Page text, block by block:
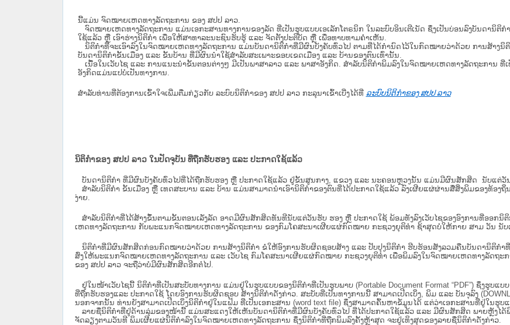
ນີ້ແມ່ນ ຈົດໝາຍເຫດທາງລັດຖະການ ຂອງ ສປປ ລາວ.
ຈົດໝາຍເຫດທາງລັດຖະການ ແມ່ນ​ເອ​ກະ​ສານ​ທາງ​ການ​ຂອງ​ລັດ ທີ່​ເປັນ​ຮູບ​ແບບ​ເອ​ເລັກ​ໂຕ​ຣ​ນິກ ໃນ​ລະ​ບົບ​ອິນ​ເຕີ​ເນັດ ຊຶ່ງ​ເປັນ​ບ່ອນ​ລົງ​ບັນ​ດາ​ນິ​ຕິ​ກ
ໃຊ້ແລ້ວ ຫຼື ເອົາຮ່າງນິຕິກໍາ ເພື່ອໃຫ້​ສາ​ທາ​ລະ​ນະ​ຊົນ​ຮັບ​ຮູ້ ແລະ ຈັດ​ຕັ້ງ​ປະ​ຕິ​ບັດ ຫຼື ເພື່ອທາບທາມຄໍາເຫັນ.
ນິ​ຕິ​ກຳ​ທີ່​ຈະ​ເອົາ​ລົງ​ໃນ​ຈົດ​ໝາຍ​ເຫດ​ທາງ​ລັດ​ຖະ​ການ ​ແມ່ນ​ບັນ​ດາ​ນິ​ຕິ​ກຳ​ທີ່​ມີ​ຜົນ​ບັງ​ຄັບ​ທົ່ວ​ໄປ ຕາມ​ທີ່​ໄດ້​ກຳ​ນົດ​ໄວ້​ໃນ​ກົດ​ໝາຍ​ວ່າ​ດ້ວຍ​ ການ​ສ້າງ​ນິ​
ບັນ​ດານິ​ຕິ​ກຳ​ຂັ້ນ​ເມືອງ ແລະ ຂັ້ນ​ບ້ານ ​ທີ່​ມີ​ຜົນ​ນຳ​ໃຊ້​ສຳ​ລັບ​ສະ​ເພາະ​ຂອບ​ເຂດ​ເມືອງ ແລະ ບ້ານ​ຂອງ​ຕົນ​ເທົ່າ​ນັ້ນ.
ເນື້ອໃນ​ເວັບ​ໄຊ​ ແລະ ການແນະນໍາຂັ້ນຕອນຕ່າງໆ ມີເປັນພາສາລາວ ແລະ ພາສາອັງກິດ. ສໍາລັບນິຕິກຳພິມລົງໃນຈົດໝາຍເຫດທາງລັດຖະການ ທີ່
ອັງກິດແມ່ນແປບໍ່ເປັນທາງການ.
ສໍາລັບທ່ານທີ່ຕ້ອງການເຂົ້າໃຈເພີ່ມຕື່ມກ່ຽວກັບ ລະບົບນິຕິກຳຂອງ ສປປ ລາວ ກະລຸນາເຂົ້າເບີ່ງໄດ້ທີ່ ລະບົບນິຕິກຳຂອງ ສປປ ລາວ
ນິຕິກຳຂອງ ສປປ ລາວ ໃນປັດຈຸບັນ ທີ່ຖືກ​ຮັບ​ຮອງ ແລະ ປະກາດໃຊ້ແລ້ວ
ບັນດານິຕິກໍາ ທີ່ມີຜົນບັງຄັບທົ່ວໄປທີ່ໄດ້ຖືກ​ຮັບ​ຮອງ ຫຼື ປະກາດໃຊ້ແລ້ວ ຢູ່ຂັ້ນ​ສູນ​ກາງ, ແຂວງ ແລະ ນະຄອນຫຼວງນັ້ນ ແມ່ນມີຜົນສັກສິດ ນັບ​ແຕ່​ວັ
ສຳລັບນິ​ຕິ​ກຳ ຂັ້ນເມືອງ ຫຼື ເທດ​ສະ​ບານ ແລະ ບ້ານ ແມ່ນສາມາດນຳເອົານິຕິກຳຂອງຕົນທີ່ໄດ້ປະກາດໃຊ້ແລ້ວ ລົງ​ເຜີຍແຜ່​ຜ່ານ​ສື່ສິ່ງພິມຂອງທ້ອງ
ງ່າຍ.
ສໍາລັບນິຕິກໍາທີ່ໄດ້ສ້າງຂຶ້ນຕາມຂັ້ນຕອນເລັ່ງລັດ ອາດມີຜົນສັກສິດທັນທີນັບແຕ່ວັນຮັບ ຮອງ ຫຼື ປະກາດໃຊ້ ພ້ອມທັງລົງເວັບໄຊຂອງອົງການທີ່ອອກ
ເຫດທາງລັດຖະການ ກັບ​ພະແນກຈົດ​ໝາຍ​ເຫດ​ທາງ​ລັດ​ຖະ​ການ​ ຂອງກົມໂຄສະນາເຜີຍແຜ່ກົດໝາຍ ກະຊວງຍຸຕິທໍາ ຊ້າສຸດບໍ່ໃຫ້ກາຍ ສາມ ວັນ ນັບ
ນິ​ຕິ​ກຳ​ທີ່​ມີ​ຜົນ​ສັກ​ສິດ​ກ່ອນ​ກົດ​ໝາຍ​ວ່າ​ດ້ວຍ​ ການ​ສ້າງ​ນິ​ຕິ​ກຳ ຂໍໃຫ້ອົງ​ການ​ຮັບ​ຜິດ​ຊອບ​ສ້າງ ແລະ ປັບ​ປຸງນິ​ຕິ​ກຳ ຮີບຮ້ອນສັງລວມຄືນບັນດານິຕິກໍາ
ສົ່ງໃຫ້​ພະແນກຈົດ​ໝາຍ​ເຫດ​ທາງ​ລັດ​ຖະ​ການ ແລະ ເວັບໄຊ​ ກົມໂຄສະນາເຜີຍແຜ່ກົດໝາຍ ກະຊວງຍຸຕິທໍາ ເພື່ອພິມລົງໃນຈົດໝາຍເຫດທາງລັດຖະ
ຂອງ ສປ​ປ ລາວ ​ຈະຖື​ວ່າບໍ່​ມີ​ຜົນ​ສັກ​ສິດ​ອີກ​ຕໍ່​ໄປ.
ຢູ່ໃນໜ້າ​ເວັບ​ໄຊ​ນີ້ ນິຕິກຳທີ່ເປັນສະບັບທາງການ ແມ່ນຢູ່ໃນຮູບແບບຂອງນິຕິກໍາທີ່ເປັນຮູບພາບ (Portable Document Format “PDF”) ຊຶ່ງຮູບແ
ທີ່ຖືກຮັບຮອງແລະ ປະກາດໃຊ້ ໂດຍອົງການຮັບຜິດຊອບ ສ້າງນິຕິກຳດັ່ງກ່າວ. ສະບັບທີ່ເປັນທາງການນີ້ ສາມາດເປີດເບິ່ງ, ພິມ ແລະ ບັນຈຸລົງ
ນອກຈາກນັ້ນ ທ່ານຍັງສາມາດເປີດເບິ່ງນິຕິກຳຢູ່ໃນແຟ້ມ ທີ່ເປັນເອກະສານ (word text file) ຊຶ່ງສາມາດຄົ້ນຫາຂໍ້ມູນໄດ້ ແຕ່ວ່າເອກະສານທີ່ຢູ່ໃນຮູບ
ລາຍຊື່ນິຕິກຳທີ່ຢູ່ດ້ານລຸ່ມຂອງໜ້ານີ້ ແມ່ນສະແດງໃຫ້ເຫັນບັນດານິຕິກຳທີ່ມີຜົນບັງຄັບທົ່ວໄປ ທີ່ໄດ້ປະກາດໃຊ້ແລ້ວ ແລະ ມີຜົນສັກສິດ ພາຍຫຼັງໄ
ຈັດລຽງຕາມວັນທີ ພິມເຜີຍແຜ່ນິຕິກຳລົງໃນຈົດໝາຍເຫດທາງລັດຖະການ ຊຶ່ງນິຕິກຳທີ່ຖືກພິມລົງຄັ້ງຫຼ້າສຸດ ຈະຢູ່ເທິງສຸດຂອງລາຍຊື່ນິຕິກໍາດັ່ງກ່າວ.